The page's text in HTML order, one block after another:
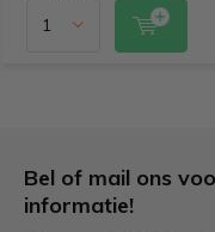
Bel of mail ons
informatie!